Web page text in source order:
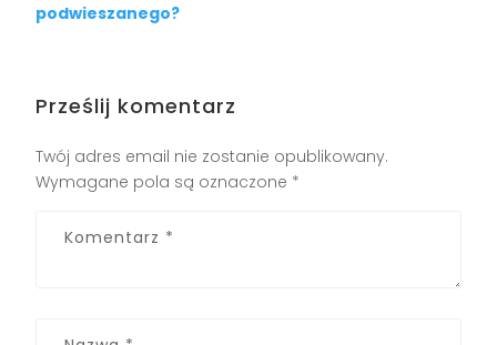
podwieszanego?
Prześlij komentarz
Twój adres email nie zostanie opublikowany.
Wymagane pola są oznaczone *